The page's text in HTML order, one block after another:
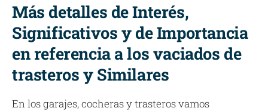
Más detalles de Interés,
Significativos y de Importancia
en referencia a los vaciados de
trasteros y Similares
En los garajes, cocheras y trasteros vamos